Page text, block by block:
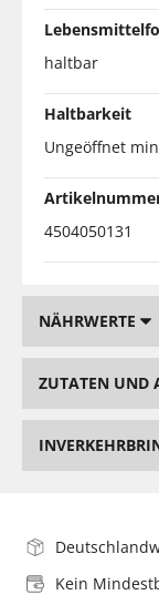
haltbar
Haltbarkeit
Ungeöffnet
4504050131
NÄHRWERTE
ZUTATEN UND
Kein